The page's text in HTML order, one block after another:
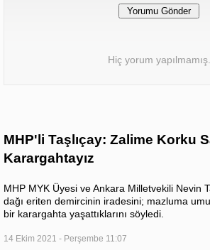
Hiç yorum yapılmamış.
MHP'li Taşlıçay: Zalime Korku
Karargahtayız
MHP MYK Üyesi ve Ankara Milletvekili Nevin
dağı eriten demircinin iradesini; mazluma
bir karargahta yaşattıklarını söyledi.
14 Ekim 2021 - Perşembe 11:07